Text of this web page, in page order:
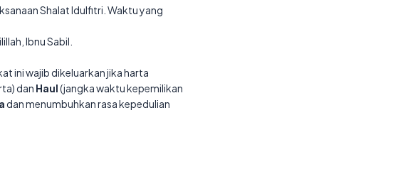
Shalat Idulfitri. Waktu yang
Ibnu Sabil.
ini wajib dikeluarkan jika harta
dan Haul(jangka waktu kepemilikan
dan menumbuhkan rasa kepedulian